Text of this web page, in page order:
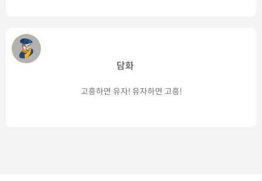
담화
고흥하면 유자! 유자하면 고흥!